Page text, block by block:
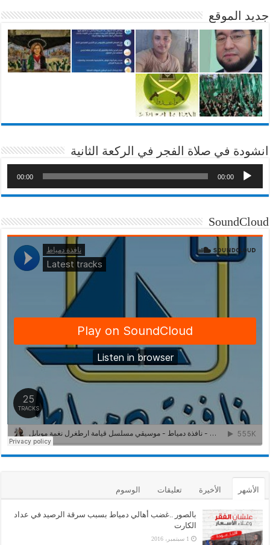
جديد الموقع
انشودة في صلاة الفجر في الركعة الثانية
00:00
00:00
SoundCloud
الأشهر الأخيرة تعليقات الوسوم
بالصور ..غضب أهالي دمياط بسبب سرقة الرصيد في عداد
الكارت
1 سبتمبر، 2016